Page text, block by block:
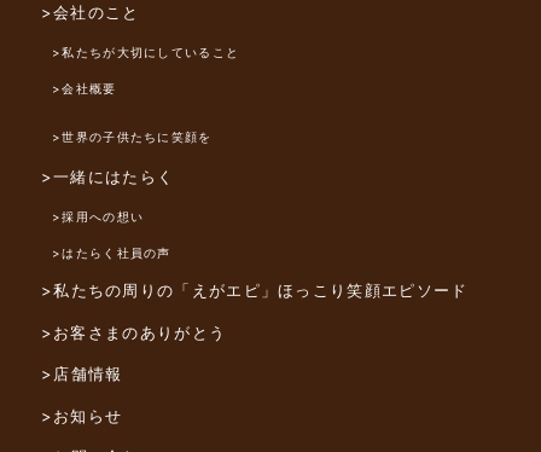
>会社のこと
>私たちが大切にしていること
>会社概要
>世界の子供たちに笑顔を
>一緒にはたらく
>採用への想い
>はたらく社員の声
>私たちの周りの「えがエピ」ほっこり笑顔エピソード
>お客さまのありがとう
>店舗情報
>お知らせ